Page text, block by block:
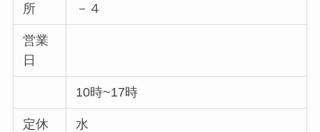
所
－４
営業
日
10時~17時
定休
水